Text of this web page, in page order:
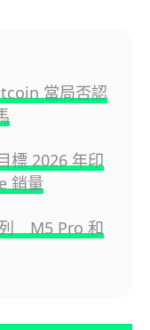
當局否認
2026 年印
銷量
M5 Pro 和